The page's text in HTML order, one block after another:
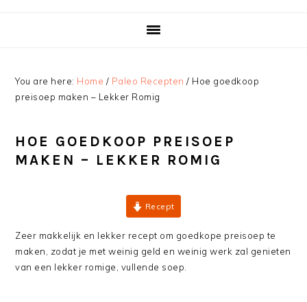
You are here: Home / Paleo Recepten / Hoe goedkoop
preisoep maken – Lekker Romig
HOE GOEDKOOP PREISOEP
MAKEN – LEKKER ROMIG
Recept
Zeer makkelijk en lekker recept om goedkope preisoep te
maken, zodat je met weinig geld en weinig werk zal genieten
van een lekker romige, vullende soep.